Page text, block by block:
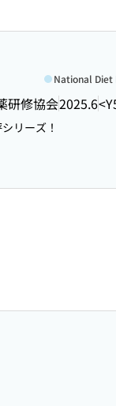
研修協会2025.6
National
リーズ！